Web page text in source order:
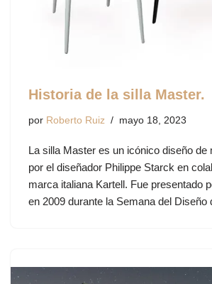
Historia de la silla Master.
por Roberto Ruiz mayo 18, 2023
La silla Master es un icónico diseño de
por el diseñador Philippe Starck en
marca italiana Kartell. Fue presentado
en 2009 durante la Semana del